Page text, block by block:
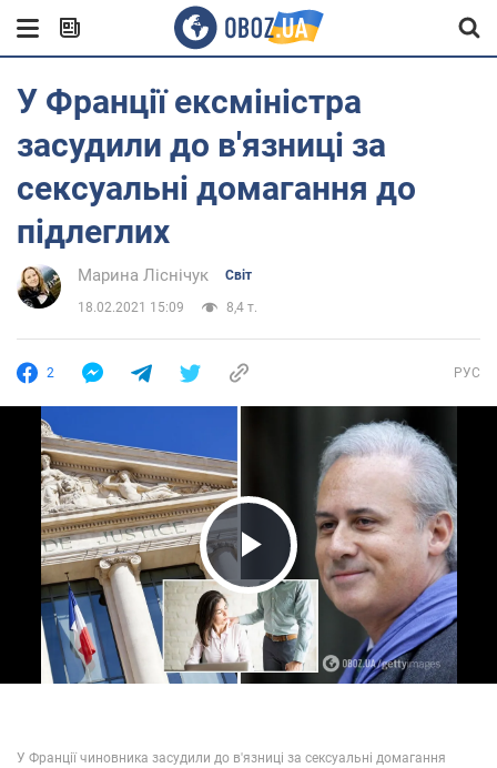
У Франції ексміністра
засудили до в'язниці за
сексуальні домагання до
підлеглих
Марина Ліснічук Світ
18.02.2021 15:09 8,4 т.
2 РУС
Play Video